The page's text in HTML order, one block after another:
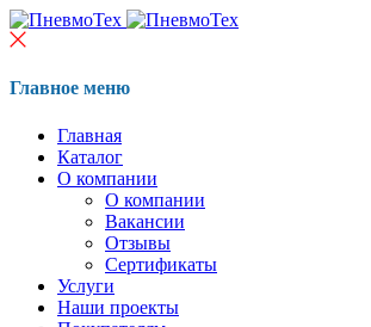
Главное меню
Главная
Каталог
О компании
О компании
Вакансии
Отзывы
Сертификаты
Услуги
Наши проекты